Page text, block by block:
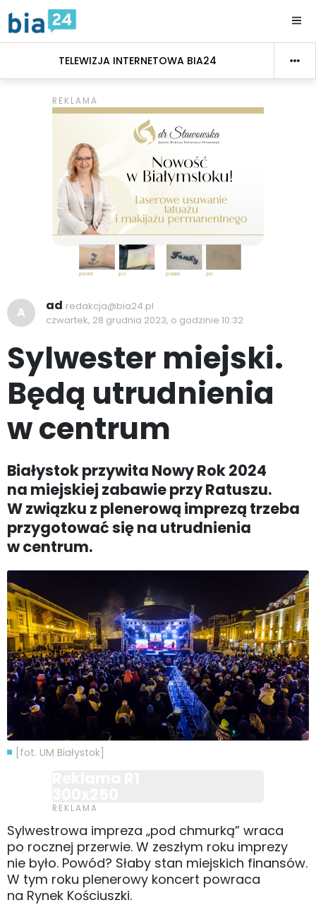
TELEWIZJA INTERNETOWA BIA24
A ad redakcja@bia24.pl
czwartek, 28 grudnia 2023, o godzinie 10:32
Sylwester miejski.
Będą utrudnienia
w centrum
Białystok przywita Nowy Rok 2024
na miejskiej zabawie przy Ratuszu.
W związku z plenerową imprezą trzeba
przygotować się na utrudnienia
w centrum.
[fot. UM Białystok]
Sylwestrowa impreza „pod chmurką” wraca
po rocznej przerwie. W zeszłym roku imprezy
nie było. Powód? Słaby stan miejskich finansów.
W tym roku plenerowy koncert powraca
na Rynek Kościuszki.